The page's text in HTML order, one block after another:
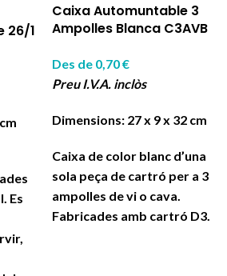
26/1
Es
Caixa Automuntable 3
Ampolles Blanca C3AVB
Des de 0,70€
Preu I.V.A. inclòs
Dimensions: 27 x 9 x 32 cm
Caixa de color blanc d’una
sola peça de cartró per a 3
ampolles de vi o cava.
Fabricades amb cartró D3.